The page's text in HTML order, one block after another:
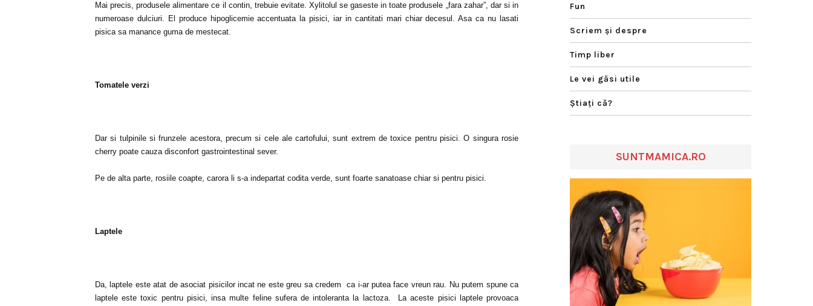
Mai precis, produsele alimentare ce il contin, trebuie evitate. Xylitolul se gaseste in toate produsele „fara zahar”, dar si in
numeroase dulciuri. El produce hipoglicemie accentuata la pisici, iar in cantitati mari chiar decesul. Asa ca nu lasati
pisica sa manance guma de mestecat.
Tomatele verzi
Dar si tulpinile si frunzele acestora, precum si cele ale cartofului, sunt extrem de toxice pentru pisici. O singura rosie
cherry poate cauza disconfort gastrointestinal sever.
Pe de alta parte, rosiile coapte, carora li s-a indepartat codita verde, sunt foarte sanatoase chiar si pentru pisici.
Laptele
Da, laptele este atat de asociat pisicilor incat ne este greu sa credem ca i-ar putea face vreun rau. Nu putem spune ca
laptele este toxic pentru pisici, insa multe feline sufera de intoleranta la lactoza. La aceste pisici laptele provoaca
Fun
Scriem şi despre
Timp liber
Le vei găsi utile
Ştiaţi că?
SUNTMAMICA.RO